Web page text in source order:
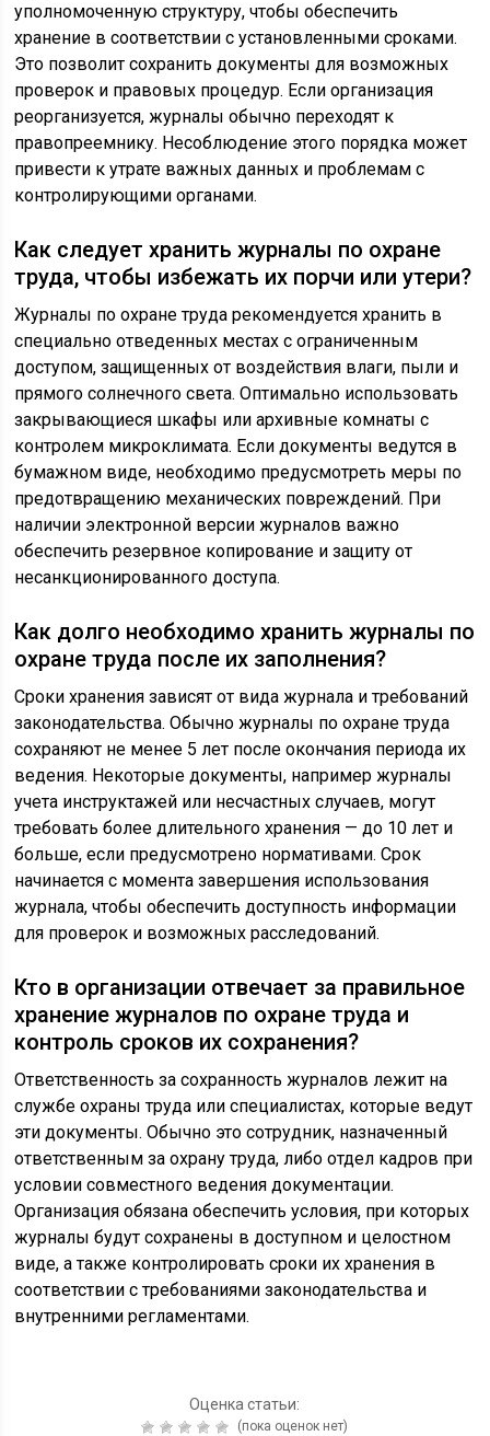
уполномоченную структуру, чтобы обеспечить
хранение в соответствии с установленными сроками.
Это позволит сохранить документы для возможных
проверок и правовых процедур. Если организация
реорганизуется, журналы обычно переходят к
правопреемнику. Несоблюдение этого порядка может
привести к утрате важных данных и проблемам с
контролирующими органами.
Как следует хранить журналы по охране
труда, чтобы избежать их порчи или утери?
Журналы по охране труда рекомендуется хранить в
специально отведенных местах с ограниченным
доступом, защищенных от воздействия влаги, пыли и
прямого солнечного света. Оптимально использовать
закрывающиеся шкафы или архивные комнаты с
контролем микроклимата. Если документы ведутся в
бумажном виде, необходимо предусмотреть меры по
предотвращению механических повреждений. При
наличии электронной версии журналов важно
обеспечить резервное копирование и защиту от
несанкционированного доступа.
Как долго необходимо хранить журналы по
охране труда после их заполнения?
Сроки хранения зависят от вида журнала и требований
законодательства. Обычно журналы по охране труда
сохраняют не менее 5 лет после окончания периода их
ведения. Некоторые документы, например журналы
учета инструктажей или несчастных случаев, могут
требовать более длительного хранения — до 10 лет и
больше, если предусмотрено нормативами. Срок
начинается с момента завершения использования
журнала, чтобы обеспечить доступность информации
для проверок и возможных расследований.
Кто в организации отвечает за правильное
хранение журналов по охране труда и
контроль сроков их сохранения?
Ответственность за сохранность журналов лежит на
службе охраны труда или специалистах, которые ведут
эти документы. Обычно это сотрудник, назначенный
ответственным за охрану труда, либо отдел кадров при
условии совместного ведения документации.
Организация обязана обеспечить условия, при которых
журналы будут сохранены в доступном и целостном
виде, а также контролировать сроки их хранения в
соответствии с требованиями законодательства и
внутренними регламентами.
Оценка статьи:
(пока оценок нет)